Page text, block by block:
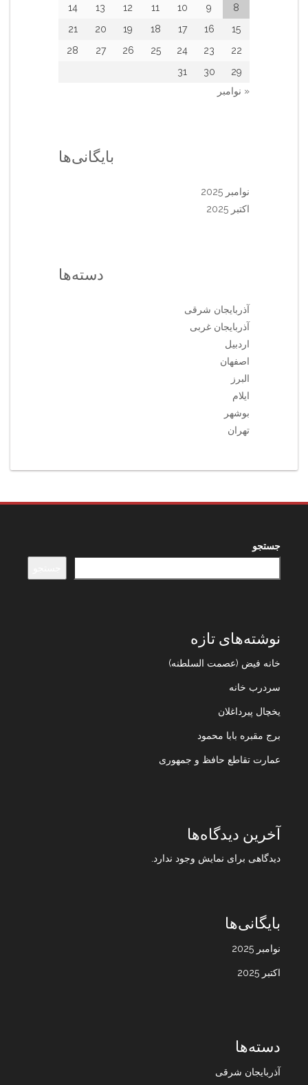
8
9
10
11
12
13
14
15
16
17
18
19
20
21
22
23
24
25
26
27
28
29
30
31
« نوامبر
بایگانی‌ها
نوامبر 2025
اکتبر 2025
دسته‌ها
آذربایجان شرقی
آذربایجان غربی
اردبیل
اصفهان
البرز
ایلام
بوشهر
تهران
جستجو
نوشته‌های تازه
خانه فیض (عصمت السلطنه)
سردرب خانه
یخچال پیرداغلان
برج مقبره بابا محمود
عمارت تقاطع حافظ و جمهوری
آخرین دیدگاه‌ها
دیدگاهی برای نمایش وجود ندارد.
بایگانی‌ها
نوامبر 2025
اکتبر 2025
دسته‌ها
آذربایجان شرقی